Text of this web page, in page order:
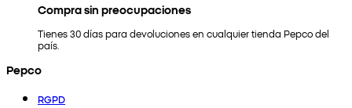
Compra sin preocupaciones
Tienes 30 días para devoluciones en cualquier tienda Pepco del
país.
Pepco
RGPD